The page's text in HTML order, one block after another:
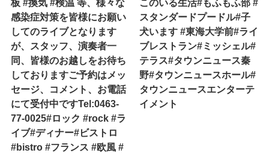
感染症対策を皆様にお願い
してのライブとなります
が、スタッフ、演奏者一
同、皆様のお越しをお待ち
しておりますご予約はメッ
セージ、コメント、お電話
にて受付中ですTel:0463-
77-0025#ロック #rock #ラ
イブ#ディナー#ビストロ
#bistro #フランス #欧風 #
スタンダードプードル#子
犬います #東海大学前#ライ
ブレストラン#ミッシェル#
テラス#タウンニュース秦
野#タウンニュースホール#
タウンニュースエンターテ
イメント